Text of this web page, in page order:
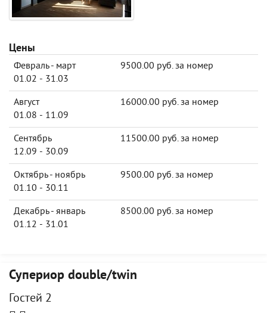
Цены
Февраль - март
01.02 - 31.03
9500.00 руб. за номер
Август
01.08 - 11.09
16000.00 руб. за номер
Сентябрь
12.09 - 30.09
11500.00 руб. за номер
Октябрь - ноябрь
01.10 - 30.11
9500.00 руб. за номер
Декабрь - январь
01.12 - 31.01
8500.00 руб. за номер
Супериор double/twin
Гостей 2